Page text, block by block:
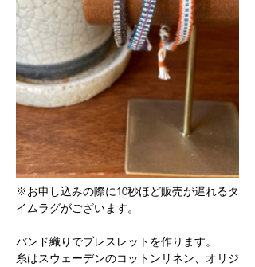
※お申し込みの際に10秒ほど販売が遅れるタ
イムラグがございます。
バンド織りでブレスレットを作ります。
糸はスウェーデンのコットンリネン、オリジ